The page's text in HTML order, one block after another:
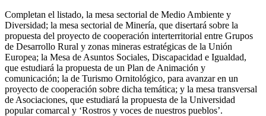
Completan el listado, la mesa sectorial de Medio Ambiente y
Diversidad; la mesa sectorial de Minería, que disertará sobre la
propuesta del proyecto de cooperación interterritorial entre Grupos
de Desarrollo Rural y zonas mineras estratégicas de la Unión
Europea; la Mesa de Asuntos Sociales, Discapacidad e Igualdad,
que estudiará la propuesta de un Plan de Animación y
comunicación; la de Turismo Ornitológico, para avanzar en un
proyecto de cooperación sobre dicha temática; y la mesa transversal
de Asociaciones, que estudiará la propuesta de la Universidad
popular comarcal y ‘Rostros y voces de nuestros pueblos’.